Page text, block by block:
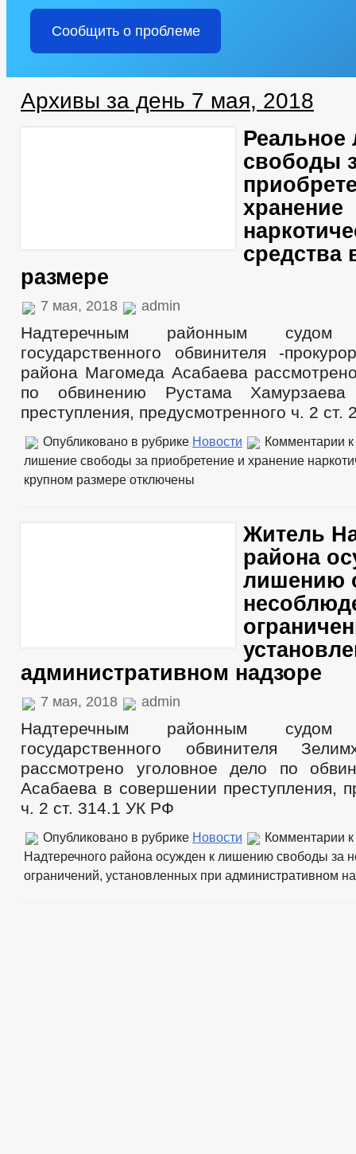
Сообщить о проблеме
Архивы за день 7 мая, 2018
Реальное
свободы
хранение
средства
размере
7 мая, 2018 admin
Надтеречным районным
государственного обвинителя -
района Магомеда Асабаева
по обвинению Рустама
преступления, предусмотренного ч. 2 ст.
Опубликовано в рубрике Новости Комментарии
лишение свободы за приобретение и хранение
крупном размере отключены
Житель
района
лишению
административном надзоре
7 мая, 2018 admin
Надтеречным районным
государственного обвинителя
рассмотрено уголовное дело по
Асабаева в совершении преступления,
ч. 2 ст. 314.1 УК РФ
Опубликовано в рубрике Новости Комментарии
Надтеречного района осужден к лишению свободы за
ограничений, установленных при административном